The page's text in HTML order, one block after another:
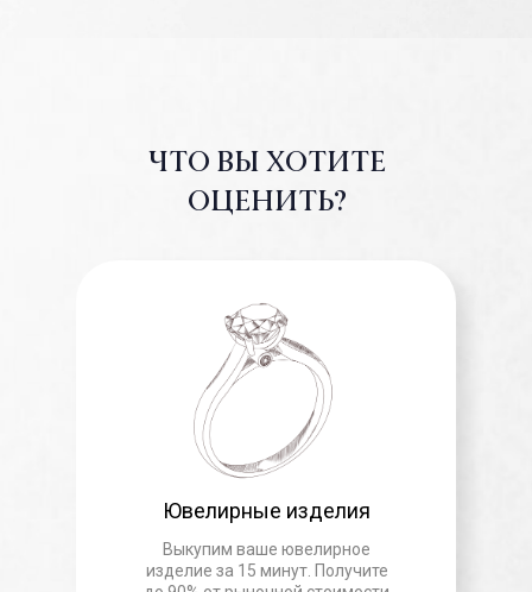
ЧТО ВЫ ХОТИТЕ
ОЦЕНИТЬ?
Ювелирные изделия
Выкупим ваше ювелирное
изделие за 15 минут. Получите